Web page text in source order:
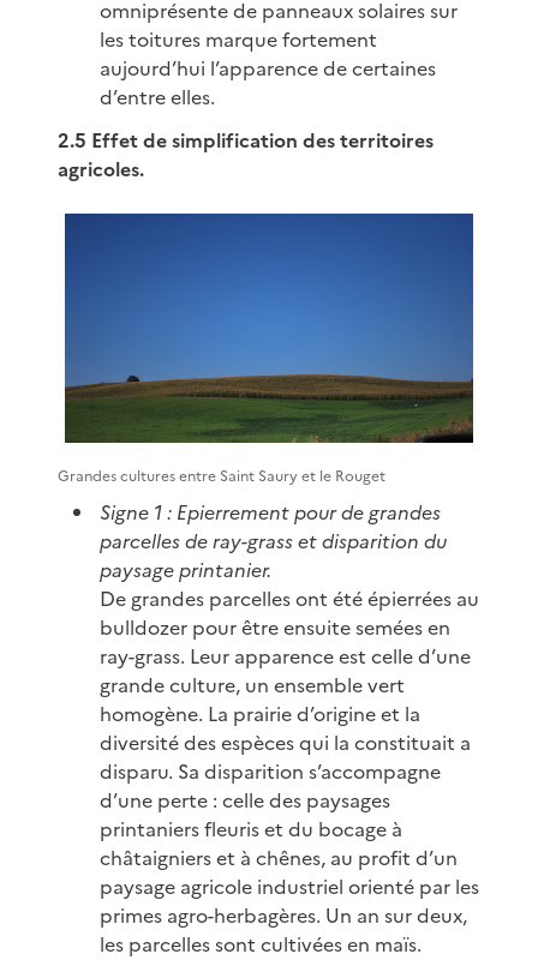
omniprésente de panneaux solaires sur
les toitures marque fortement
aujourd’hui l’apparence de certaines
d’entre elles.
2.5 Effet de simplification des territoires
agricoles.
Grandes cultures entre Saint Saury et le Rouget
Signe 1 : Epierrement pour de grandes
parcelles de ray-grass et disparition du
paysage printanier.
De grandes parcelles ont été épierrées au
bulldozer pour être ensuite semées en
ray-grass. Leur apparence est celle d’une
grande culture, un ensemble vert
homogène. La prairie d’origine et la
diversité des espèces qui la constituait a
disparu. Sa disparition s’accompagne
d’une perte : celle des paysages
printaniers fleuris et du bocage à
châtaigniers et à chênes, au profit d’un
paysage agricole industriel orienté par les
primes agro-herbagères. Un an sur deux,
les parcelles sont cultivées en maïs.